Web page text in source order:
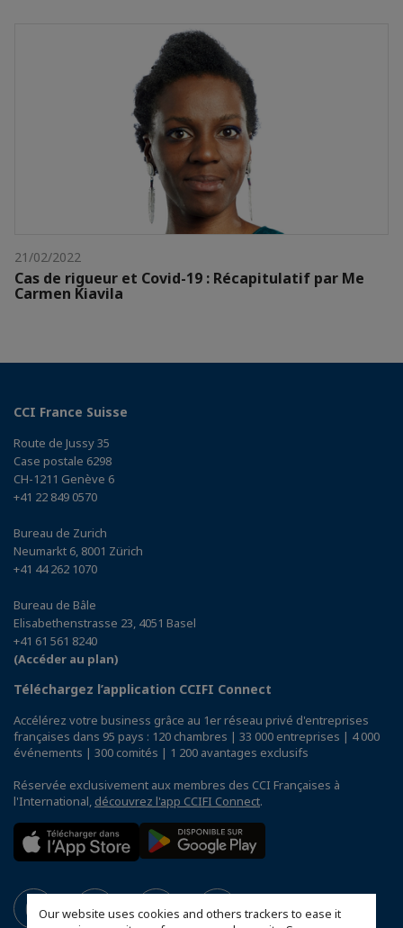
Our website uses cookies and others trackers to ease it
21/02/2022
Cas de rigueur et Covid-19 : Récapitulatif par Me
Carmen Kiavila
CCI France Suisse
Route de Jussy 35
Case postale 6298
CH-1211 Genève 6
+41 22 849 0570
Bureau de Zurich
Neumarkt 6, 8001 Zürich
+41 44 262 1070
Bureau de Bâle
Elisabethenstrasse 23, 4051 Basel
+41 61 561 8240
(Accéder au plan)
Téléchargez l’application CCIFI Connect
Accélérez votre business grâce au 1er réseau privé d'entreprises
françaises dans 95 pays : 120 chambres | 33 000 entreprises | 4 000
événements | 300 comités | 1 200 avantages exclusifs
Réservée exclusivement aux membres des CCI Françaises à
l'International, découvrez l'app CCIFI Connect.